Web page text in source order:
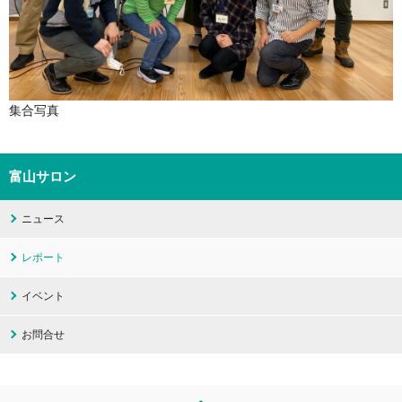
集合写真
富山サロン
ニュース
レポート
イベント
お問合せ